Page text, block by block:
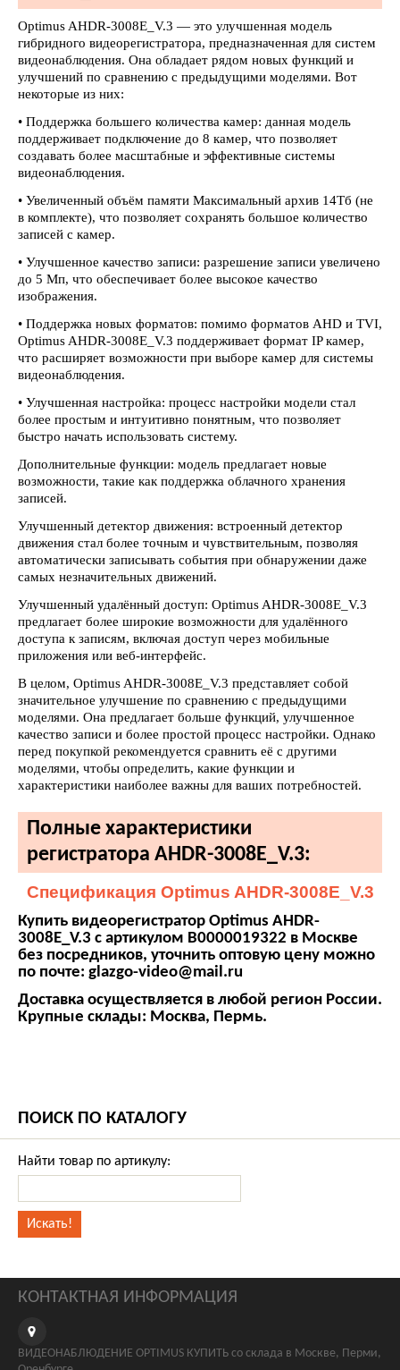
Optimus AHDR-3008E_V.3 — это улучшенная модель
гибридного видеорегистратора, предназначенная для систем
видеонаблюдения. Она обладает рядом новых функций и
улучшений по сравнению с предыдущими моделями. Вот
некоторые из них:
• Поддержка большего количества камер: данная модель
поддерживает подключение до 8 камер, что позволяет
создавать более масштабные и эффективные системы
видеонаблюдения.
• Увеличенный объём памяти Максимальный архив 14Tб (не
в комплекте), что позволяет сохранять большое количество
записей с камер.
• Улучшенное качество записи: разрешение записи увеличено
до 5 Мп, что обеспечивает более высокое качество
изображения.
• Поддержка новых форматов: помимо форматов AHD и TVI,
Optimus AHDR-3008E_V.3 поддерживает формат IP камер,
что расширяет возможности при выборе камер для системы
видеонаблюдения.
• Улучшенная настройка: процесс настройки модели стал
более простым и интуитивно понятным, что позволяет
быстро начать использовать систему.
Дополнительные функции: модель предлагает новые
возможности, такие как поддержка облачного хранения
записей.
Улучшенный детектор движения: встроенный детектор
движения стал более точным и чувствительным, позволяя
автоматически записывать события при обнаружении даже
самых незначительных движений.
Улучшенный удалённый доступ: Optimus AHDR-3008E_V.3
предлагает более широкие возможности для удалённого
доступа к записям, включая доступ через мобильные
приложения или веб-интерфейс.
В целом, Optimus AHDR-3008E_V.3 представляет собой
значительное улучшение по сравнению с предыдущими
моделями. Она предлагает больше функций, улучшенное
качество записи и более простой процесс настройки. Однако
перед покупкой рекомендуется сравнить её с другими
моделями, чтобы определить, какие функции и
характеристики наиболее важны для ваших потребностей.
Полные характеристики
регистратора AHDR-3008E_V.3:
Спецификация Optimus AHDR-3008E_V.3
Купить видеорегистратор Optimus AHDR-
3008E_V.3 с артикулом В0000019322 в Москве
без посредников, уточнить оптовую цену можно
по почте: glazgo-video@mail.ru
Доставка осуществляется в любой регион России.
Крупные склады: Москва, Пермь.
ПОИСК ПО КАТАЛОГУ
Найти товар по артикулу:
КОНТАКТНАЯ ИНФОРМАЦИЯ
ВИДЕОНАБЛЮДЕНИЕ OPTIMUS КУПИТЬ со склада в Москве, Перми,